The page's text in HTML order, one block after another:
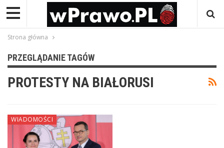
Strona główna
PRZEGLĄDANIE TAGÓW
PROTESTY NA BIAŁORUSI
WIADOMOŚCI